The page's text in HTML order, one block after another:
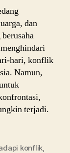
dan
hari, konflik
Namun,
terjadi.
konflik